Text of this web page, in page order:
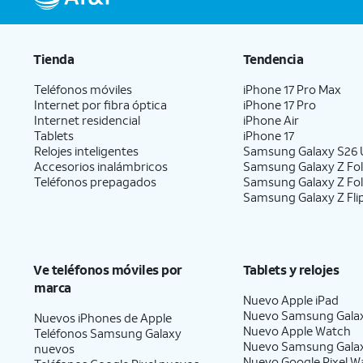
Tienda
Teléfonos móviles
Internet por fibra óptica
Internet residencial
Tablets
Relojes inteligentes
Accesorios inalámbricos
Teléfonos prepagados
Tendencia
iPhone 17 Pro Max
iPhone 17 Pro
iPhone Air
iPhone 17
Samsung Galaxy S26
Samsung Galaxy Z
Samsung Galaxy Z
Samsung Galaxy Z
Ve teléfonos móviles por
marca
Nuevos iPhones de Apple
Teléfonos Samsung Galaxy
nuevos
Tablets y relojes
Nuevo Apple iPad
Nuevo Samsung
Nuevo Apple Watch
Nuevo Samsung